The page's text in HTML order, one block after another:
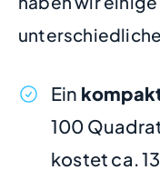
Ein
100
kostet ca.